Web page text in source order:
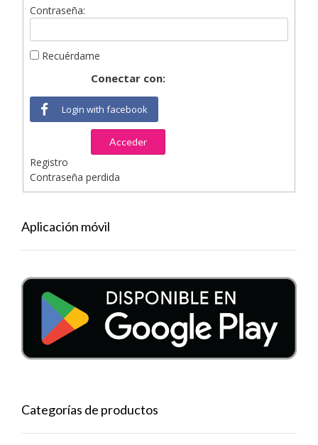
Contraseña:
Recuérdame
Conectar con:
Login with facebook
Acceder
Registro
Contraseña perdida
Aplicación móvil
Categorías de productos